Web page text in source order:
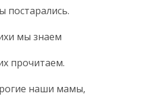
мы знаем
прочитаем.
наши мамы,